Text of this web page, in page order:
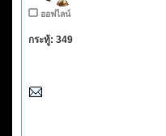
ออฟไลน์
กระทู้: 349